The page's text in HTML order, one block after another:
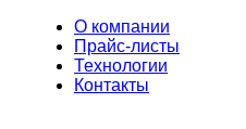
О компании
Прайс-листы
Технологии
Контакты